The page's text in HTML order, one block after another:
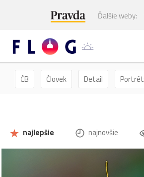
Ďalšie weby:
ČB Človek Detail Portrét
najlepšie najnovšie